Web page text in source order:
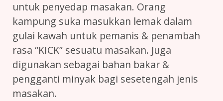
untuk penyedap masakan. Orang
kampung suka masukkan lemak dalam
gulai kawah untuk pemanis & penambah
rasa “KICK” sesuatu masakan. Juga
digunakan sebagai bahan bakar &
pengganti minyak bagi sesetengah jenis
masakan.